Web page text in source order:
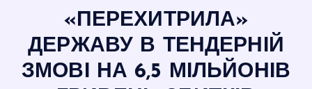
«ПЕРЕХИТРИЛА»
ДЕРЖАВУ В ТЕНДЕРНІЙ
ЗМОВІ НА 6,5 МІЛЬЙОНІВ